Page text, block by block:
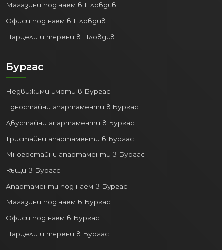
Магазини под наем в Пловдив
Офиси под наем в Пловдив
Парцели и терени в Пловдив
Бургас
Недвижими имоти в Бургас
Едностайни апартаменти в Бургас
Двустайни апартаменти в Бургас
Тристайни апартаменти в Бургас
Многостайни апартаменти в Бургас
Къщи в Бургас
Апартаменти под наем в Бургас
Магазини под наем в Бургас
Офиси под наем в Бургас
Парцели и терени в Бургас